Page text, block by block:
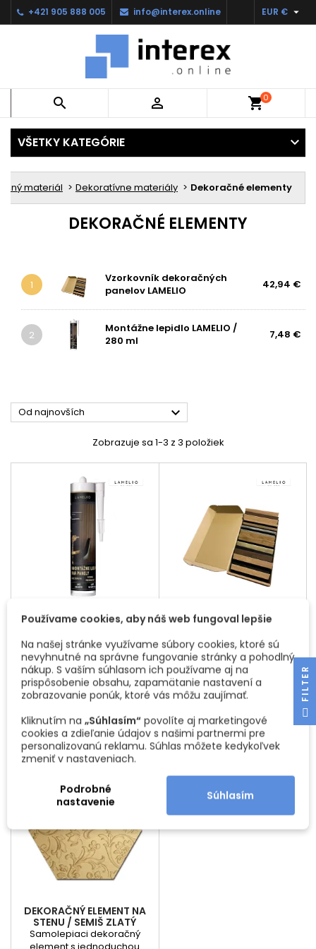
+421 905 888 005 info@interex.online EUR € 
  shopping_cart0
VŠETKY KATEGÓRIE
materiál Dekoratívne materiály Dekoračné elementy
DEKORAČNÉ ELEMENTY
1
Vzorkovník dekoračných
panelov LAMELIO
42,94 €
2
Montážne lepidlo LAMELIO /
280 ml
7,48 €
Od najnovších 
Zobrazuje sa 1-3 z 3 položiek
MONTÁŽNE LEPIDLO
LAMELIO / 280 ML
Špeciálne lepidlo na
dekoračné panely Lamelio.
Lepidlo je bez zápachu, má
vysokú priľnavosť a je
použiteľné v každej
miestnosti. Má taktiež
rýchloschnúce vlastnosti (10-
15 minút), čo značne
uľahčuje montáž. Odoláva
teplotám od -20C do +60C.
Cena
7,48 €
 Vložiť do košíka
VZORKOVNÍK
DEKORAČNÝCH PANELOV
LAMELIO
Neviete si vybrať dekoračné
panely podľa obrázku?
Máme pre Vás riešenie
objednať si sadu vzoriek
jednotlivých povrchov. Po
vrátení vzorkovníka na našu
adresu Vám peniaze za
vzorkovník vrátime Obsahuje
komplet kolekciu
dekoračných panelov
Cena
42,94 €
 Vložiť do košíka
DEKORAČNÝ ELEMENT NA
STENU / SEMIŠ ZLATÝ
Samolepiaci dekoračný
element s jednoduchou
Používame cookies, aby náš web fungoval lepšie
Na našej stránke využívame súbory cookies, ktoré sú
nevyhnutné na správne fungovanie stránky a pohodlný
nákup. S vaším súhlasom ich používame aj na
prispôsobenie obsahu, zapamätanie nastavení a
zobrazovanie ponúk, ktoré vás môžu zaujímať.
Kliknutím na „Súhlasím“ povolíte aj marketingové
cookies a zdieľanie údajov s našimi partnermi pre
personalizovanú reklamu. Súhlas môžete kedykoľvek
zmeniť v nastaveniach.
Podrobné
nastavenie
Súhlasím
R